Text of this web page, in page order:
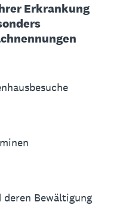
Erkrankung
deren Bewältigung